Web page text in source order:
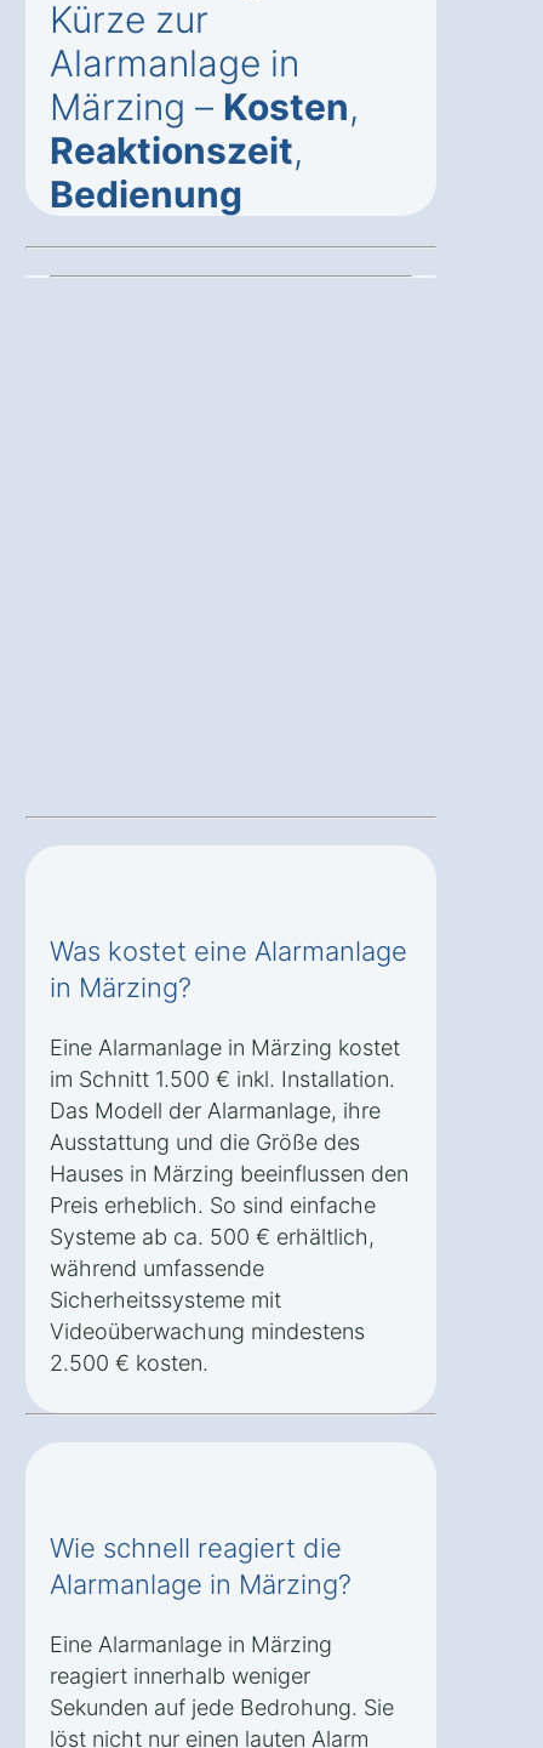
Kürze zur
Alarmanlage in
Märzing – Kosten,
Reaktionszeit,
Bedienung
Was kostet eine Alarmanlage
in Märzing?
Eine Alarmanlage in Märzing kostet
im Schnitt 1.500 € inkl. Installation.
Das Modell der Alarmanlage, ihre
Ausstattung und die Größe des
Hauses in Märzing beeinflussen den
Preis erheblich. So sind einfache
Systeme ab ca. 500 € erhältlich,
während umfassende
Sicherheitssysteme mit
Videoüberwachung mindestens
2.500 € kosten.
Wie schnell reagiert die
Alarmanlage in Märzing?
Eine Alarmanlage in Märzing
reagiert innerhalb weniger
Sekunden auf jede Bedrohung. Sie
löst nicht nur einen lauten Alarm